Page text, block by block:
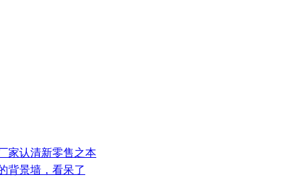
家认清新零售之本
背景墙，看呆了